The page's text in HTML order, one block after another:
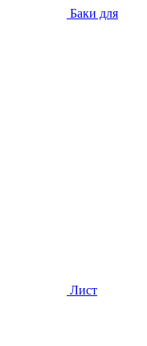
Баки для
Лист